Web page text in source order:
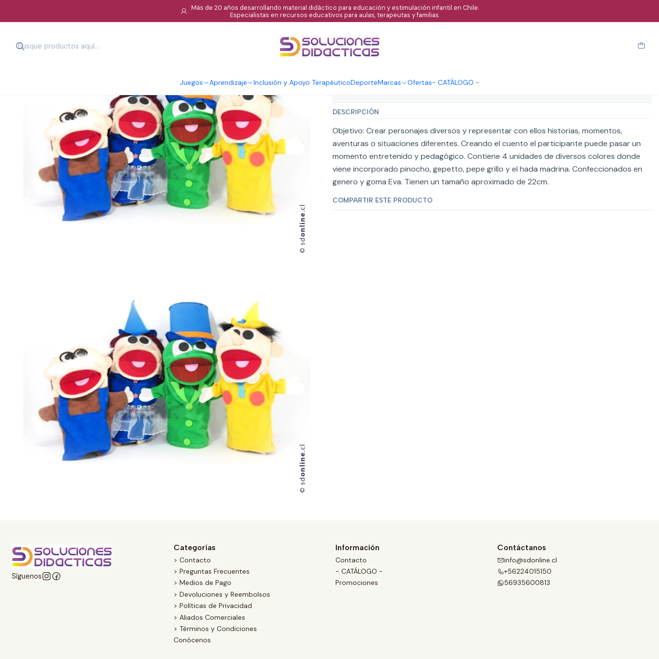
Juegos Aprendizaje Inclusión y Apoyo TerapéuticoDeporteMarcas Ofertas- CATÁLOGO -
Más de 20 años desarrollando material didáctico para educación y estimulación infantil en Chile.
Especialistas en recursos educativos para aulas, terapeutas y familias.
|
Títeres cuento Pinocho
DESCRIPCIÓN
Objetivo: Crear personajes diversos y representar con ellos historias, momentos,
aventuras o situaciones diferentes. Creando el cuento el participante puede pasar un
momento entretenido y pedagógico. Contiene 4 unidades de diversos colores donde
viene incorporado pinocho, gepetto, pepe grillo y el hada madrina. Confeccionados en
genero y goma Eva. Tienen un tamaño aproximado de 22cm.
COMPARTIR ESTE PRODUCTO
Síguenos
Categorías
> Contacto
> Preguntas Frecuentes
> Medios de Pago
> Devoluciones y Reembolsos
> Políticas de Privacidad
> Aliados Comerciales
> Términos y Condiciones
Conócenos
Información
Contacto
- CATÁLOGO -
Promociones
Contáctanos
info@sdonline.cl
+56224015150
56935600813